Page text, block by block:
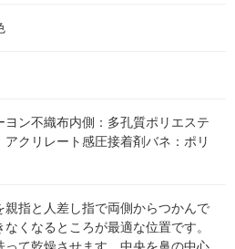
ヨン不織布内側：多孔質ポリエステ
アクリレート感圧接着剤バネ：ポリ
親指と人差し指で両側からつかんで
なくなるところが最適な位置です。